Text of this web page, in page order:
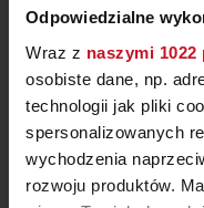
Odpowiedzialne
Wraz z naszymi
osobiste dane, np.
technologii jak pliki
spersonalizowanych
wychodzenia
rozwoju produktów.